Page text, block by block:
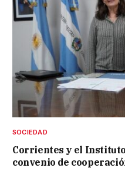
SOCIEDAD
Corrientes y el
convenio de